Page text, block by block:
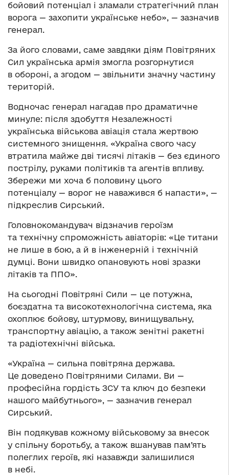
бойовий потенціал і зламали стратегічний план
ворога — захопити українське небо», — зазначив
генерал.
За його словами, саме завдяки діям Повітряних
Сил українська армія змогла розгорнутися
в обороні, а згодом — звільнити значну частину
територій.
Водночас генерал нагадав про драматичне
минуле: після здобуття Незалежності
українська військова авіація стала жертвою
системного знищення. «Україна свого часу
втратила майже дві тисячі літаків — без єдиного
пострілу, руками політиків та агентів впливу.
Збережи ми хоча б половину цього
потенціалу — ворог не наважився б напасти», —
підкреслив Сирський.
Головнокомандувач відзначив героїзм
та технічну спроможність авіаторів: «Це титани
не лише в бою, а й в інженерній і технічній
думці. Вони швидко опановують нові зразки
літаків та ППО».
На сьогодні Повітряні Сили — це потужна,
боєздатна та високотехнологічна система, яка
охоплює бойову, штурмову, винищувальну,
транспортну авіацію, а також зенітні ракетні
та радіотехнічні війська.
«Україна — сильна повітряна держава.
Це доведено Повітряними Силами. Ви —
професійна гордість ЗСУ та ключ до безпеки
нашого майбутнього», — зазначив генерал
Сирський.
Він подякував кожному військовому за внесок
у спільну боротьбу, а також вшанував пам’ять
полеглих героїв, які назавжди залишилися
в небі.